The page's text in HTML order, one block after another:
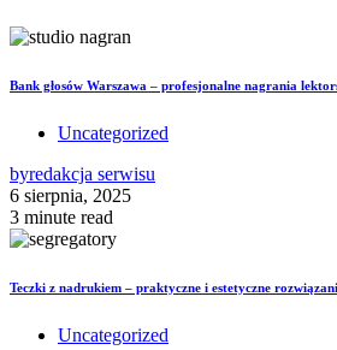
Bank głosów Warszawa – profesjonalne nagrania
Uncategorized
byredakcja serwisu
6 sierpnia, 2025
3 minute read
Teczki z nadrukiem – praktyczne i estetyczne
Uncategorized